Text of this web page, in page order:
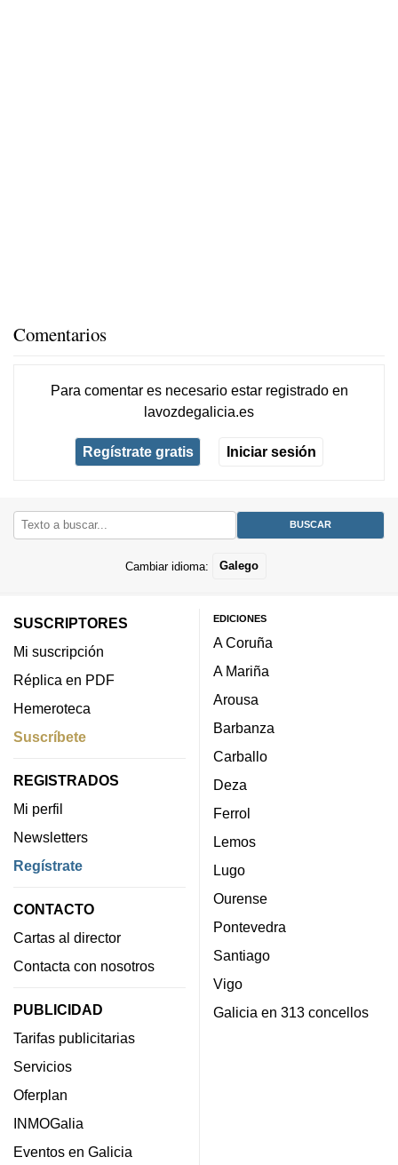
Comentarios
Para comentar es necesario estar registradoen
lavozdegalicia.es
Regístrate gratis Iniciar sesión
Cambiar idioma: Galego
SUSCRIPTORES
Mi suscripción
Réplica en PDF
Hemeroteca
Suscríbete
REGISTRADOS
Mi perfil
Newsletters
Regístrate
CONTACTO
Cartas al director
Contacta con nosotros
PUBLICIDAD
Tarifas publicitarias
Servicios
Oferplan
INMOGalia
Eventos en Galicia
EDICIONES
A Coruña
A Mariña
Arousa
Barbanza
Carballo
Deza
Ferrol
Lemos
Lugo
Ourense
Pontevedra
Santiago
Vigo
Galicia en 313 concellos